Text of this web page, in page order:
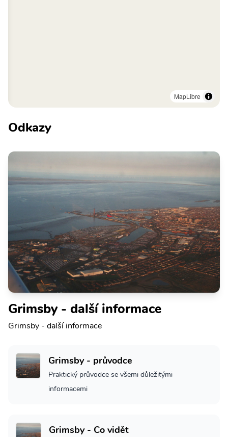
MapLibre
Odkazy
Grimsby - další informace
Grimsby - další informace
Grimsby - průvodce
Praktický průvodce se všemi důležitými
informacemi
Grimsby - Co vidět